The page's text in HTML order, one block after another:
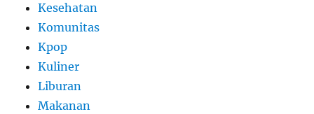
Kesehatan
Komunitas
Kpop
Kuliner
Liburan
Makanan